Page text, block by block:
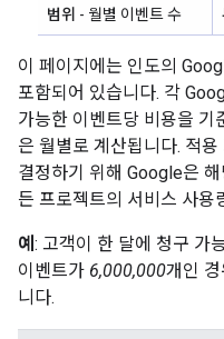
범위 - 월별 이벤트 수
이 페이지에는 인도의
포함되어 있습니다. 각
가능한 이벤트당 비용을 기
은 월별로 계산됩니다. 적
결정하기 위해 Google은
든 프로젝트의 서비스 사용
예 : 고객이 한 달에 청구 가
이벤트가 6,000,000개인
니다.